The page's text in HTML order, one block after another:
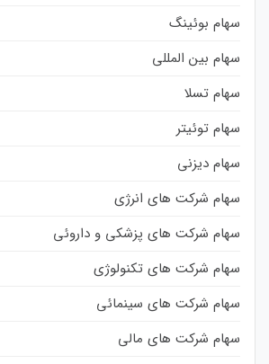
سهام بوئینگ
سهام بین المللی
سهام تسلا
سهام توئیتر
سهام دیزنی
سهام شرکت های انرژی
سهام شرکت های پزشکی و داروئی
سهام شرکت های تکنولوژی
سهام شرکت های سینمائی
سهام شرکت های مالی